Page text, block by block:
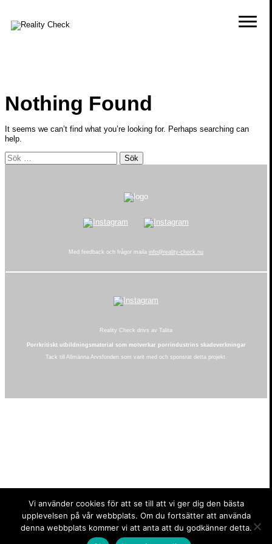
Nothing Found
It seems we can’t find what you’re looking for. Perhaps searching can
help.
Sök
efter:
Med feedback och frågor maila info@reality-check.nu
Reality Check drivs av Talita
Porrkritiskt utbildningsmaterial som motverkar porrindustrins skadeverkningar
Tack till Allmänna Arvsfonden som varit med och sponsrat detta projekt.
Vi använder cookies för att se till att vi ger dig den bästa
upplevelsen på vår webbplats. Om du fortsätter att använda
denna webbplats kommer vi att anta att du godkänner detta.